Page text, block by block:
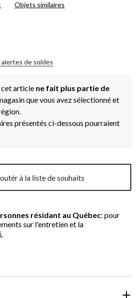
Objets similaires
de soldes
cet article ne fait plus partie de
que vous avez sélectionné et
présentés ci-dessous pourraient
à la liste de souhaits
résidant au Québec: pour
sur l'entretien et la